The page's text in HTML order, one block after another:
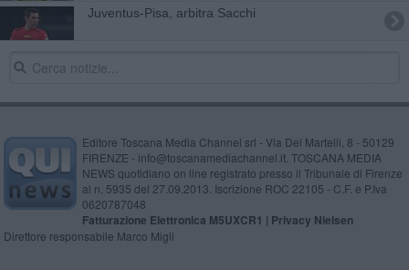
Juventus-Pisa, arbitra Sacchi
Editore Toscana Media Channel srl - Via Dei Martelli, 8 - 50129
FIRENZE - info@toscanamediachannel.it. TOSCANA MEDIA
NEWS quotidiano on line registrato presso il Tribunale di Firenze
al n. 5935 del 27.09.2013. Iscrizione ROC 22105 - C.F. e P.Iva
0620787048
Fatturazione Elettronica M5UXCR1 | Privacy Nielsen
Direttore responsabile Marco Migli